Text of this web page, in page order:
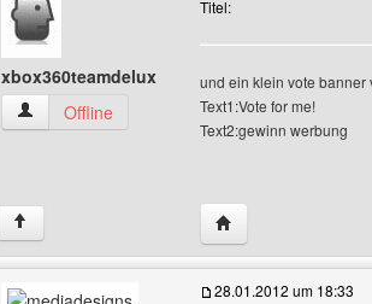
xbox360teamdelux
xbox360teamdelux Benutzer-Profile anzeigen
Offline
Titel:
und ein klein vote banner
Text1:Vote for me!
Text2:gewinn werbung
↑ Website dieses
28.01.2012 um 18:33